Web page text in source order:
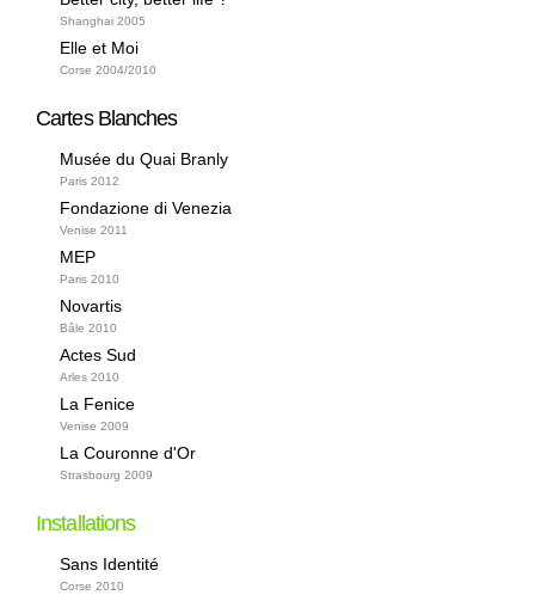
Shanghai 2005
Elle et Moi
Corse 2004/2010
Cartes Blanches
Musée du Quai Branly
Paris 2012
Fondazione di Venezia
Venise 2011
MEP
Paris 2010
Novartis
Bâle 2010
Actes Sud
Arles 2010
La Fenice
Venise 2009
La Couronne d'Or
Strasbourg 2009
Installations
Sans Identité
Corse 2010